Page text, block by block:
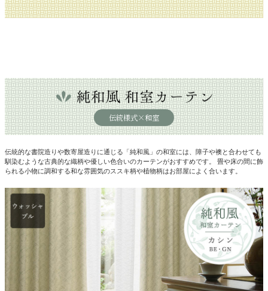
伝統様式×和室
伝統的な書院造りや数寄屋造りに通じる「純和風」の和室には、障子や襖と合わせても
馴染むような古典的な織柄や優しい色合いのカーテンがおすすめです。 畳や床の間に飾
られる小物に調和する和な雰囲気のススキ柄や植物柄はお部屋によく合います。